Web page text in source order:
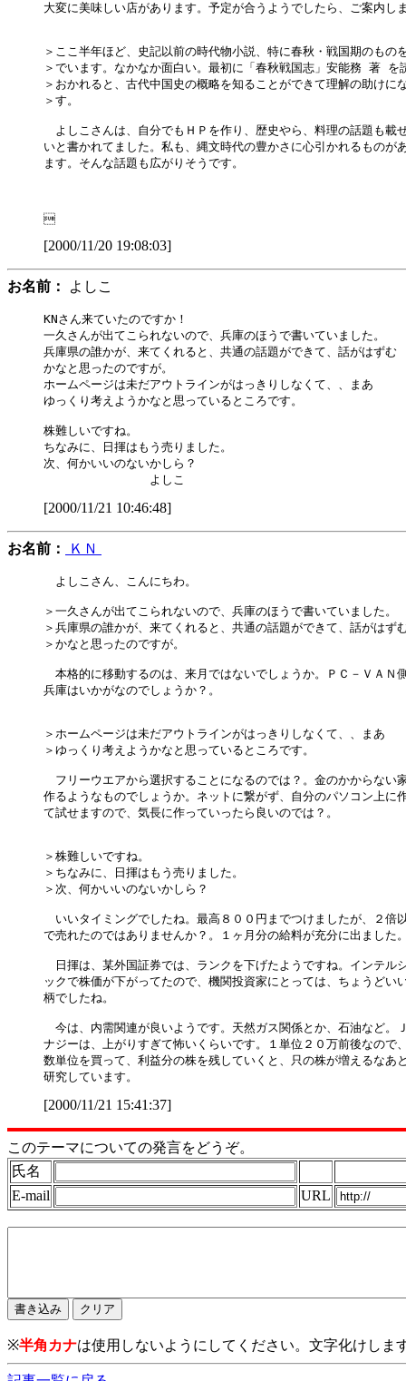
大変に美味しい店があります。予定が合うようでしたら、ご案内し
＞ここ半年ほど、史記以前の時代物小説、特に春秋・戦国期のもの
＞でいます。なかなか面白い。最初に「春秋戦国志」安能務 著 を
＞おかれると、古代中国史の概略を知ることができて理解の助けに
＞す。
よしこさんは、自分でもＨＰを作り、歴史やら、料理の話題も載
いと書かれてました。私も、縄文時代の豊かさに心引かれるものが
ます。そんな話題も広がりそうです。
[2000/11/20 19:08:03]
お名前： よしこ
KNさん来ていたのですか！
一久さんが出てこられないので、兵庫のほうで書いていました。
兵庫県の誰かが、来てくれると、共通の話題ができて、話がはずむ
かなと思ったのですが。
ホームページは未だアウトラインがはっきりしなくて、、まあ
ゆっくり考えようかなと思っているところです。
株難しいですね。
ちなみに、日揮はもう売りました。
次、何かいいのないかしら？
[2000/11/21 10:46:48]
お名前： ＫＮ
よしこさん、こんにちわ。
＞一久さんが出てこられないので、兵庫のほうで書いていました。
＞兵庫県の誰かが、来てくれると、共通の話題ができて、話がはず
＞かなと思ったのですが。
本格的に移動するのは、来月ではないでしょうか。ＰＣ－ＶＡＮ
兵庫はいかがなのでしょうか？。
＞ホームページは未だアウトラインがはっきりしなくて、、まあ
＞ゆっくり考えようかなと思っているところです。
フリーウエアから選択することになるのでは？。金のかからない
作るようなものでしょうか。ネットに繋がず、自分のパソコン上に
て試せますので、気長に作っていったら良いのでは？。
＞株難しいですね。
＞ちなみに、日揮はもう売りました。
＞次、何かいいのないかしら？
いいタイミングでしたね。最高８００円までつけましたが、２倍
で売れたのではありませんか？。１ヶ月分の給料が充分に出ました
日揮は、某外国証券では、ランクを下げたようですね。インテル
ックで株価が下がってたので、機関投資家にとっては、ちょうどい
柄でしたね。
今は、内需関連が良いようです。天然ガス関係とか、石油など。
ナジーは、上がりすぎて怖いくらいです。１単位２０万前後なので
数単位を買って、利益分の株を残していくと、只の株が増えるなあ
[2000/11/21 15:41:37]
このテーマについての発言をどうぞ。
氏名
E-mail
URL
※半角カナは使用しないようにしてください。文字化けしま